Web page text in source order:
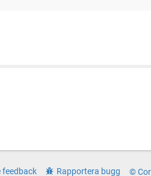
feedback Rapportera bugg ©